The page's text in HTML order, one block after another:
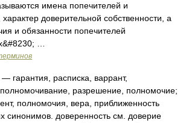
имена попечителей и
доверительной собственности, а
и обязанности попечителей
…
— гарантия, расписка, варрант,
разрешение, полномочие;
полномочия, вера, приближенность
синонимов. доверенность см. доверие